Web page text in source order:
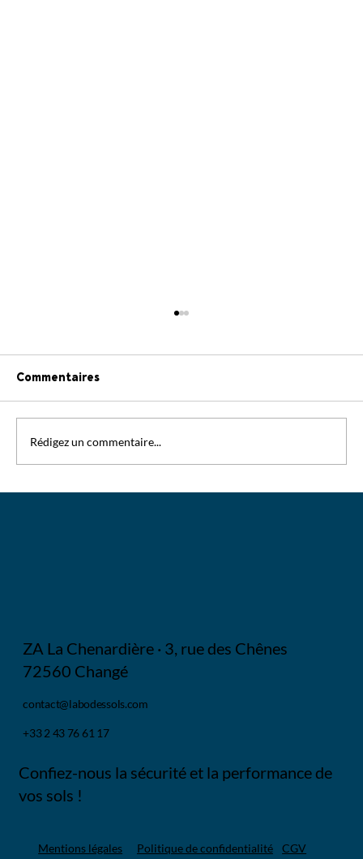
Commentaires
Rédigez un commentaire...
ZA La Chenardière · 3, rue des Chênes
72560 Changé
contact@labodessols.com
+33 2 43 76 61 17
Confiez-nous la sécurité et la performance de
vos sols !
Mentions légales Politique de confidentialité CGV